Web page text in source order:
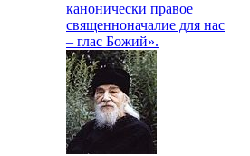
канонически правое
священноначалие для нас
– глас Божий».